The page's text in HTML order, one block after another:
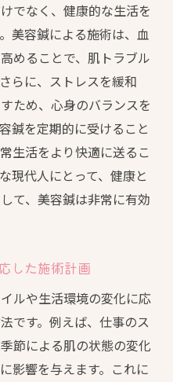
でなく、健康的な生活を
美容鍼による施術は、血
めることで、肌トラブル
らに、ストレスを緩和
ため、心身のバランスを
鍼を定期的に受けること
生活をより快適に送るこ
現代人にとって、健康と
て、美容鍼は非常に有効
した施術計画
ルや生活環境の変化に応
です。例えば、仕事のス
節による肌の状態の変化
影響を与えます。これに